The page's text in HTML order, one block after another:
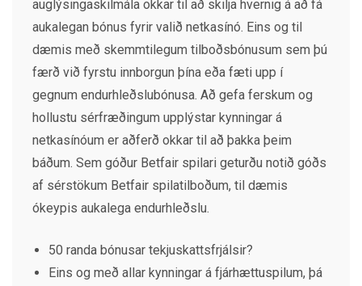
auglýsingaskilmála okkar til að skilja hvernig á að fá
aukalegan bónus fyrir valið netkasínó. Eins og til
dæmis með skemmtilegum tilboðsbónusum sem þú
færð við fyrstu innborgun þína eða fæti upp í
gegnum endurhleðslubónusa. Að gefa ferskum og
hollustu sérfræðingum upplýstar kynningar á
netkasínóum er aðferð okkar til að þakka þeim
báðum. Sem góður Betfair spilari geturðu notið góðs
af sérstökum Betfair spilatilboðum, til dæmis
ókeypis aukalega endurhleðslu.
50 randa bónusar tekjuskattsfrjálsir?
Eins og með allar kynningar á fjárhættuspilum, þá